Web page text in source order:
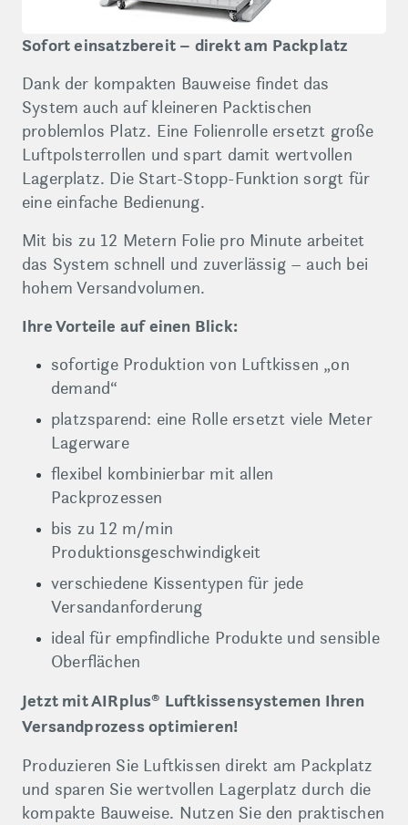
Sofort einsatzbereit – direkt am Packplatz
Dank der kompakten Bauweise findet das
System auch auf kleineren Packtischen
problemlos Platz. Eine Folienrolle ersetzt große
Luftpolsterrollen und spart damit wertvollen
Lagerplatz. Die Start-Stopp-Funktion sorgt für
eine einfache Bedienung.
Mit bis zu 12 Metern Folie pro Minute arbeitet
das System schnell und zuverlässig – auch bei
hohem Versandvolumen.
Ihre Vorteile auf einen Blick:
sofortige Produktion von Luftkissen „on
demand“
platzsparend: eine Rolle ersetzt viele Meter
Lagerware
flexibel kombinierbar mit allen
Packprozessen
bis zu 12 m/min
Produktionsgeschwindigkeit
verschiedene Kissentypen für jede
Versandanforderung
ideal für empfindliche Produkte und sensible
Oberflächen
Jetzt mit AIRplus® Luftkissensystemen Ihren
Versandprozess optimieren!
Produzieren Sie Luftkissen direkt am Packplatz
und sparen Sie wertvollen Lagerplatz durch die
kompakte Bauweise. Nutzen Sie den praktischen